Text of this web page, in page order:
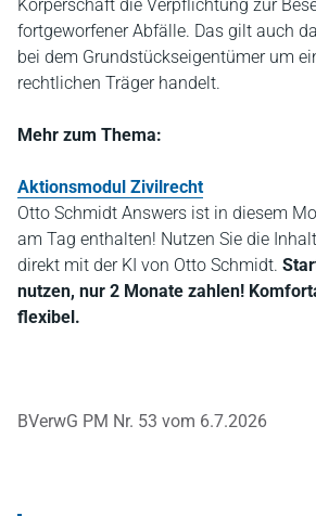
Körperschaft die Verpflichtung zur
fortgeworfener Abfälle. Das gilt auch
bei dem Grundstückseigentümer um
rechtlichen Träger handelt.
Mehr zum Thema:
Aktionsmodul Zivilrecht
Otto Schmidt Answers ist in diesem
am Tag enthalten! Nutzen Sie die
direkt mit der KI von Otto Schmidt.
nutzen, nur 2 Monate zahlen!
flexibel.
BVerwG PM Nr. 53 vom 6.7.2026